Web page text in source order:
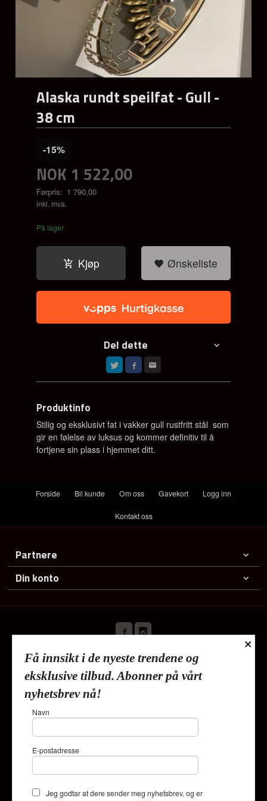
Alaska rundt speilfat - Gull -
38 cm
NOK 1 522,00
Førpris: 1 790,00
Rabatt
-15%
inkl. mva.
På lager
Kjøp Ønskeliste
Del dette
Produktinfo
Stilig og eksklusivt fat i vakker gull rustfritt stål som
gir en følelse av luksus og kommer definitiv til å
fortjene sin plass i hjemmet ditt.
Forside Bli kunde Om oss Gavekort Logg inn
Kontakt oss
Partnere
Din konto
Frakt Kjøpsbetingelser
Sikkerhet og personvern
Nyhetsbrev
Lykkehjem As Deliveien 19 1540 Vestby Tlf.
Foretaksregisteret 820624882
du får en bedre kjøpsopplevelse og
bruker cookies hovedsaklig til å
lagre innloggingsdetaljer og huske
×
Få innsikt i de nyeste trendene og
eksklusive tilbud. Abonner på vårt
nyhetsbrev nå!
Navn
E-postadresse
Jeg godtar at dere sender meg nyhetsbrev, og er